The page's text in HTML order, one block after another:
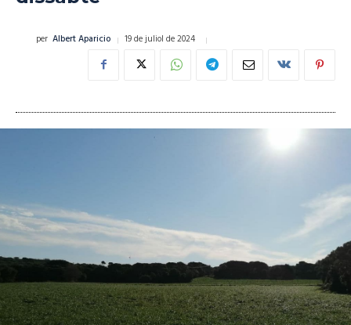
per Albert Aparicio 19 de juliol de 2024